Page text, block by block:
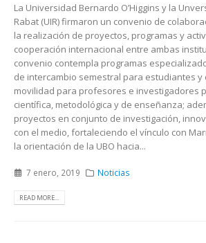
La Universidad Bernardo O’Higgins y la
Rabat (UIR) firmaron un convenio de
la realización de proyectos, programas y
cooperación internacional entre ambas
convenio contempla programas
de intercambio semestral para estudiantes y
movilidad para profesores e investigadores
científica, metodológica y de enseñanza;
proyectos en conjunto de investigación,
con el medio, fortaleciendo el vínculo con
la orientación de la UBO hacia...
7 enero, 2019 Noticias
READ MORE...